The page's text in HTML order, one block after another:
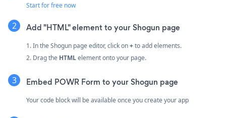
Start for free now
Add "HTML" element to your Shogun page
1. In the Shogun page editor, click on+to add elements.
2. Drag the HTMLelement onto your page.
Embed POWR Form to your Shogun page
Your code block will be available once you create your app